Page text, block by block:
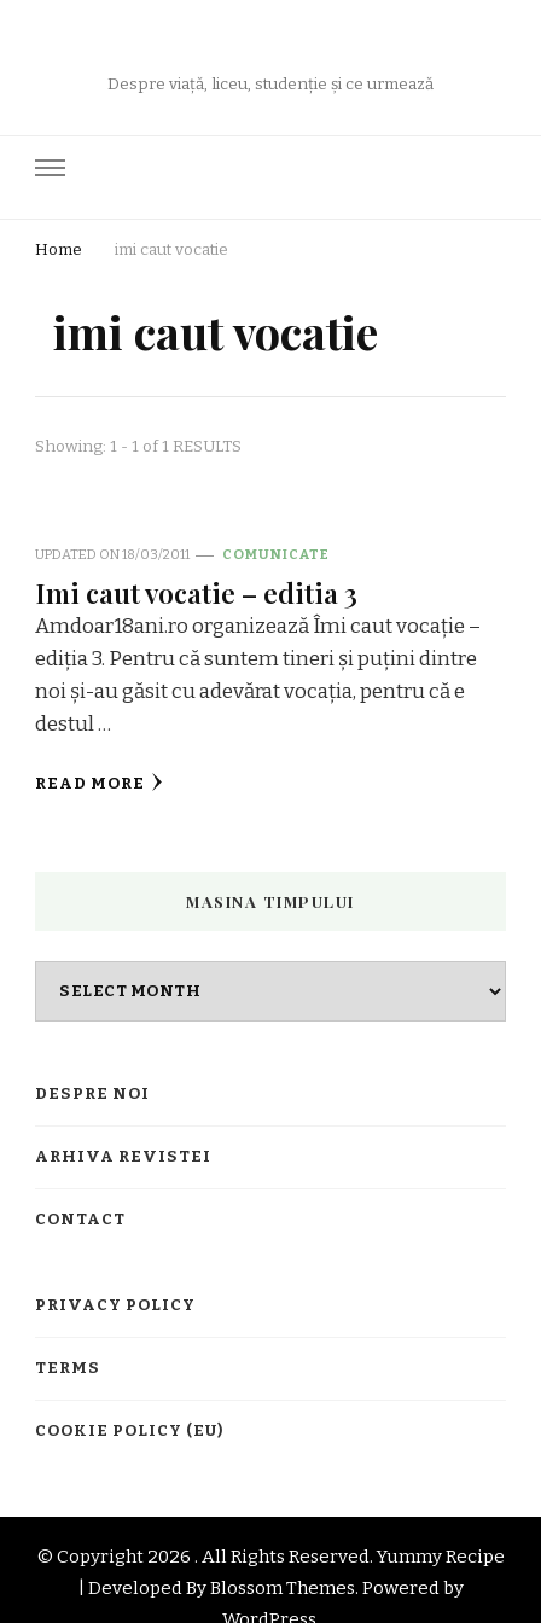
Despre viață, liceu, studenție și ce urmează
Home imi caut vocatie
imi caut vocatie
Showing: 1 - 1 of 1 RESULTS
UPDATED ON18/03/2011 COMUNICATE
Imi caut vocatie – editia 3
Amdoar18ani.ro organizează Îmi caut vocație –
ediția 3. Pentru că suntem tineri și puțini dintre
noi și-au găsit cu adevărat vocația, pentru că e
destul …
READ MORE
MASINA TIMPULUI
DESPRE NOI
ARHIVA REVISTEI
CONTACT
PRIVACY POLICY
TERMS
COOKIE POLICY (EU)
© Copyright 2026 . All Rights Reserved.Yummy Recipe
| Developed ByBlossom Themes. Powered by